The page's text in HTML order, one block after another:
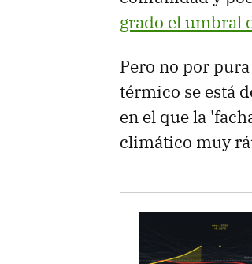
grado el umbral
Pero no por
térmico se está
en el que la
climático muy